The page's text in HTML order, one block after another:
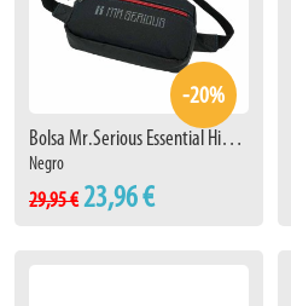
-20%
Bolsa Mr.Serious Essential Hip Bag
Negro
29,95 € 23,96 €